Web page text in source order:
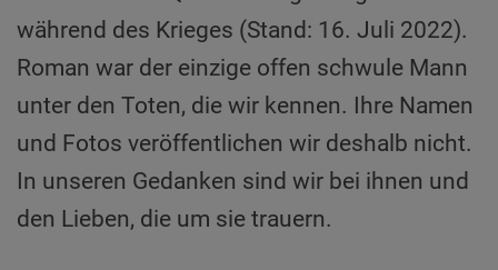
während des Krieges (Stand: 16. Juli 2022).
Roman war der einzige offen schwule Mann
unter den Toten, die wir kennen. Ihre Namen
und Fotos veröffentlichen wir deshalb nicht.
In unseren Gedanken sind wir bei ihnen und
den Lieben, die um sie trauern.